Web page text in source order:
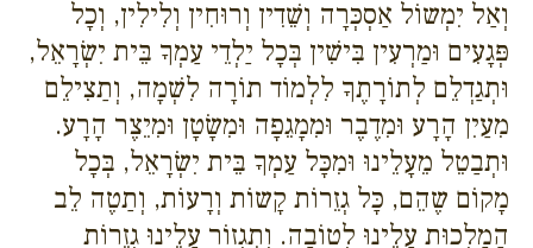
וְאַל יִמְשוֹל אַסְכְּרָה וְשֵׁדִין וְרוּחִין וְלִילִין, וְכָל
פְּגָעִים וּמַרְעִין בִּישִׁין בְּכָל יַלְדֵי עַמְךָ בֵּית יִשְׂרָאֵל,
וּתְגַדְלֵם לְתוֹרָתֶךָ לִלְמוֹד תוֹרָה לִשְׁמָה, וְתַצִילֵם
מִעַיִן הָרָע וּמִדֶבֶר וּמִמָגֵפָה וּמִשָׂטָן וּמִיֵצֶר הָרָע.
וּתְבַטֵל מֵעָלֵינוּ וּמִכָּל עַמְךָ בֵּית יִשְׂרָאֵל, בְּכָל
מָקוֹם שֶהֵם, כָּל גְזֵרוֹת קָשוֹת וְרָעוֹת, וְתַטֶה לֵב
הַמַלְכוּת עָלֵינוּ לְטוֹבָה. וְתִגְזוֹר עָלֵינוּ גְזֵרוֹת